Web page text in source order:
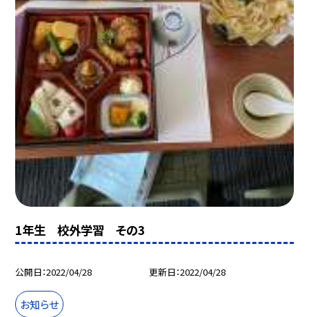
1年生 校外学習 その3
公開日 2022/04/28 更新日 2022/04/28
お知らせ